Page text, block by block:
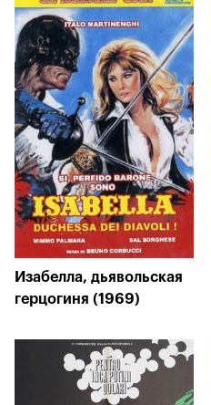
Изабелла, дьявольская
герцогиня (1969)